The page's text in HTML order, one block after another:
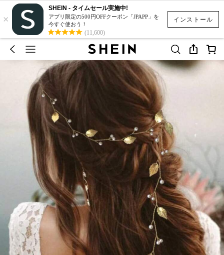
インストール
×
SHEIN - タイムセール実施中!
アプリ限定の500円OFFクーポン「JPAPP」を
今すぐ使おう！
(11,600)